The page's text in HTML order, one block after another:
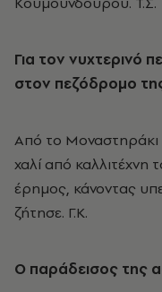
Για τον νυχτερινό
στον πεζόδρομο
Aπό το Mοναστηράκι
χαλί από
έρημος, κάνοντας
ζήτησε. Γ.K.
Ο παράδεισος της